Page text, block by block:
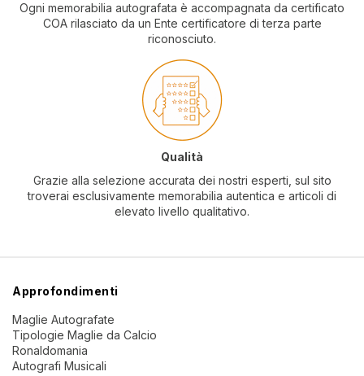
Ogni memorabilia autografata è accompagnata da certificato
COA rilasciato da un Ente certificatore di terza parte
riconosciuto.
Qualità
Grazie alla selezione accurata dei nostri esperti, sul sito
troverai esclusivamente memorabilia autentica e articoli di
elevato livello qualitativo.
Approfondimenti
Maglie Autografate
Tipologie Maglie da Calcio
Ronaldomania
Autografi Musicali